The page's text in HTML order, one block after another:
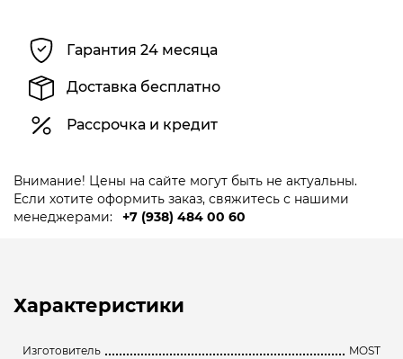
Гарантия 24 месяца
Доставка бесплатно
Рассрочка и кредит
Внимание! Цены на сайте могут быть не актуальны.
Если хотите оформить заказ, свяжитесь с нашими
менеджерами:
+7 (938) 484 00 60
Характеристики
Изготовитель MOST